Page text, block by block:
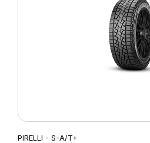
PIRELLI - S-A/T+